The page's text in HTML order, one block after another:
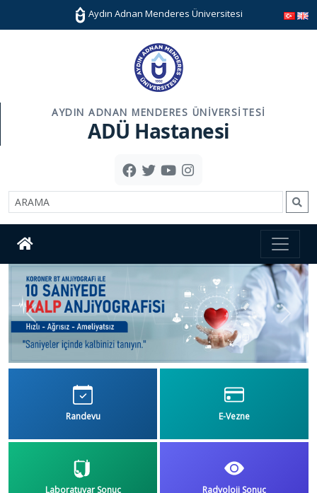
Aydın Adnan Menderes Üniversitesi
AYDIN ADNAN MENDERES ÜNIVERSITESI
ADÜ Hastanesi
Previous Next
Randevu E-Vezne
Laboratuvar Sonuç Radyoloji Sonuç